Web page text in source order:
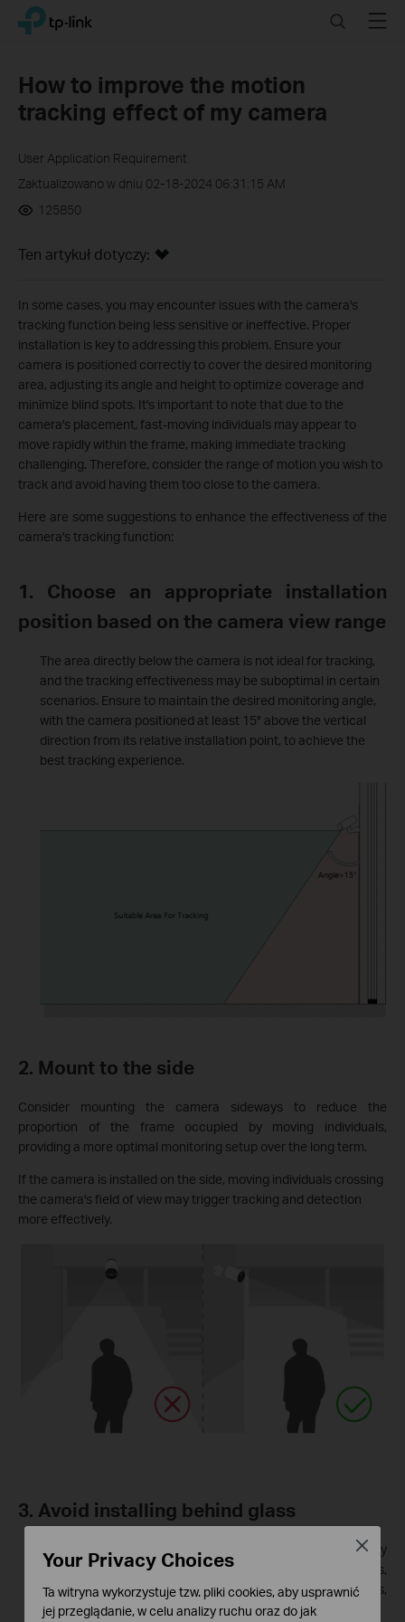
Click
navigation
bar
TP-Link, Reliably Smart SearchMenu
How to improve the motion
tracking effect of my camera
User Application Requirement
Zaktualizowano w dniu 02-18-2024 06:31:15 AM
125850
Ten artykuł dotyczy:
In some cases, you may encounter issues with the camera's
tracking function being less sensitive or ineffective. Proper
installation is key to addressing this problem. Ensure your
camera is positioned correctly to cover the desired monitoring
area, adjusting its angle and height to optimize coverage and
minimize blind spots. It's important to note that due to the
camera's placement, fast-moving individuals may appear to
move rapidly within the frame, making immediate tracking
challenging. Therefore, consider the range of motion you wish to
track and avoid having them too close to the camera.
Here are some suggestions to enhance the effectiveness of the
camera's tracking function:
1. Choose an appropriate installation
position based on the camera view range
The area directly below the camera is not ideal for tracking,
and the tracking effectiveness may be suboptimal in certain
scenarios. Ensure to maintain the desired monitoring angle,
with the camera positioned at least 15° above the vertical
direction from its relative installation point, to achieve the
best tracking experience.
2. Mount to the side
Consider mounting the camera sideways to reduce the
proportion of the frame occupied by moving individuals,
providing a more optimal monitoring setup over the long term.
If the camera is installed on the side, moving individuals crossing
the camera's field of view may trigger tracking and detection
more effectively.
3. Avoid installing behind glass
If the camera is installed behind glass, infrared lights may
cause reflection, resulting in blurry and unclear images,
thereby hindering timely detection of moving objects,
especially in nighttime scenes.
Your Privacy Choices
Ta witryna wykorzystuje tzw. pliki cookies, aby usprawnić
jej przeglądanie, w celu analizy ruchu oraz do jak
Close